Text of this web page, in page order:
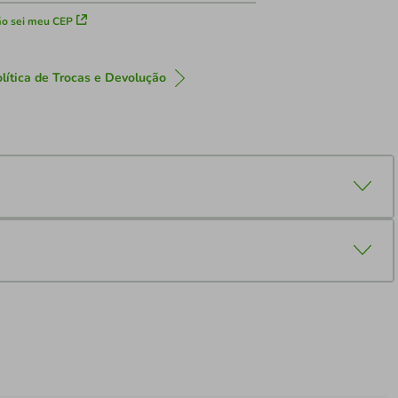
sei meu CEP
de Trocas e Devolução